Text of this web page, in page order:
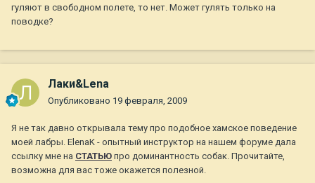
гуляют в свободном полете, то нет. Может гулять только на
поводке?
Лаки&Lena
Опубликовано 19 февраля, 2009
Я не так давно открывала тему про подобное хамское поведение
моей лабры. ElenaK - опытный инструктор на нашем форуме дала
ссылку мне на СТАТЬЮ про доминантность собак. Прочитайте,
возможна для вас тоже окажется полезной.